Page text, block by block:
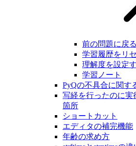
前の問題に戻る
学習履歴をリ
理解度を設定
学習ノート
PyQの不具合に関す
写経を行ったのに実
箇所
ショートカット
エディタの補完機能
年齢の求め方